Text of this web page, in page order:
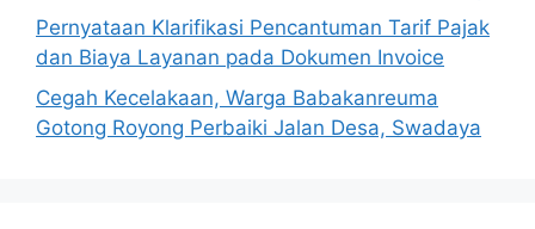
Pernyataan Klarifikasi Pencantuman Tarif Pajak
dan Biaya Layanan pada Dokumen Invoice
Cegah Kecelakaan, Warga Babakanreuma
Gotong Royong Perbaiki Jalan Desa, Swadaya